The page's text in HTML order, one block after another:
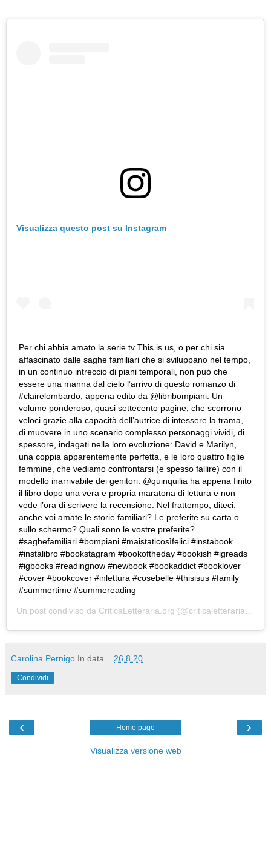
Visualizza questo post su Instagram
Per chi abbia amato la serie tv This is us, o per chi sia
affascinato dalle saghe familiari che si sviluppano nel tempo,
in un continuo intreccio di piani temporali, non può che
essere una manna dal cielo l’arrivo di questo romanzo di
#clairelombardo, appena edito da @libribompiani. Un
volume ponderoso, quasi settecento pagine, che scorrono
veloci grazie alla capacità dell’autrice di intessere la trama,
di muovere in uno scenario complesso personaggi vividi, di
spessore, indagati nella loro evoluzione: David e Marilyn,
una coppia apparentemente perfetta, e le loro quattro figlie
femmine, che vediamo confrontarsi (e spesso fallire) con il
modello inarrivabile dei genitori. @quinquilia ha appena finito
il libro dopo una vera e propria maratona di lettura e non
vede l’ora di scrivere la recensione. Nel frattempo, diteci:
anche voi amate le storie familiari? Le preferite su carta o
sullo schermo? Quali sono le vostre preferite?
#saghefamiliari #bompiani #maistaticosìfelici #instabook
#instalibro #bookstagram #bookoftheday #bookish #igreads
#igbooks #readingnow #newbook #bookaddict #booklover
#cover #bookcover #inlettura #cosebelle #thisisus #family
#summertime #summereading
Un post condiviso da CriticaLetteraria.org (@criticaletteraria) in data:
Carolina Pernigo In data... 26.8.20
Condividi
‹ ›
Home page
Visualizza versione web